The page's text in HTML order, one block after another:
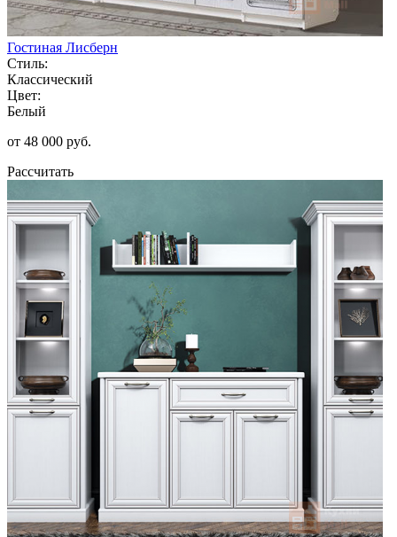
Гостиная Лисберн
Стиль:
Классический
Цвет:
Белый
от 48 000 руб.
Рассчитать